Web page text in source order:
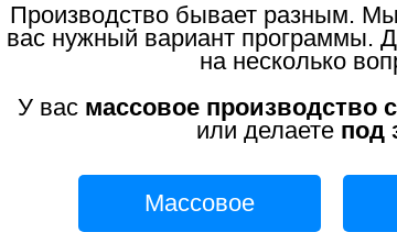
Производство бывает разным.
вас нужный вариант программы.
на несколько
У вас массовое производство
или делаете под
Массовое